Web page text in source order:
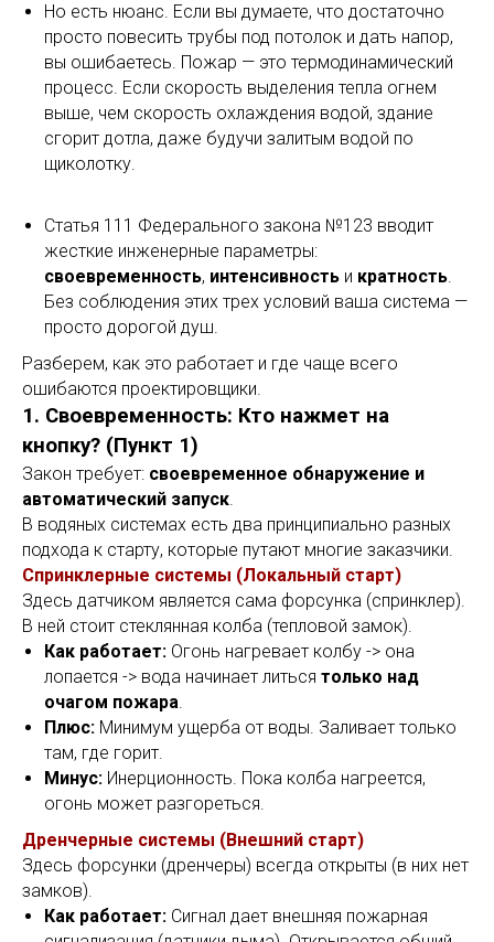
Но есть нюанс. Если вы думаете, что достаточно
просто повесить трубы под потолок и дать напор,
вы ошибаетесь. Пожар — это термодинамический
процесс. Если скорость выделения тепла огнем
выше, чем скорость охлаждения водой, здание
сгорит дотла, даже будучи залитым водой по
щиколотку.
Статья 111 Федерального закона №123 вводит
жесткие инженерные параметры:
своевременность, интенсивность и кратность.
Без соблюдения этих трех условий ваша система —
просто дорогой душ.
Разберем, как это работает и где чаще всего
ошибаются проектировщики.
1. Своевременность: Кто нажмет на
кнопку? (Пункт 1)
Закон требует: своевременное обнаружение и
автоматический запуск.
В водяных системах есть два принципиально разных
подхода к старту, которые путают многие заказчики.
Спринклерные системы (Локальный старт)
Здесь датчиком является сама форсунка (спринклер).
В ней стоит стеклянная колба (тепловой замок).
Как работает: Огонь нагревает колбу -> она
лопается -> вода начинает литься только над
очагом пожара.
Плюс: Минимум ущерба от воды. Заливает только
там, где горит.
Минус: Инерционность. Пока колба нагреется,
огонь может разгореться.
Дренчерные системы (Внешний старт)
Здесь форсунки (дренчеры) всегда открыты (в них нет
замков).
Как работает: Сигнал дает внешняя пожарная